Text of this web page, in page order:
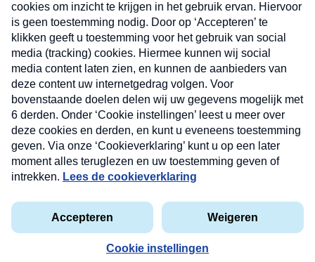
Privacyverklaring
Cookieverklaring
Kwetsbaarheid melden
Copyright © 2026 MAX Vandaag - Omroep MAX
Nieuwsbrief
Neem hier een gratis abonnement op onze
nieuwsbrief. Elke vrijdag- en dinsdagochtend in uw